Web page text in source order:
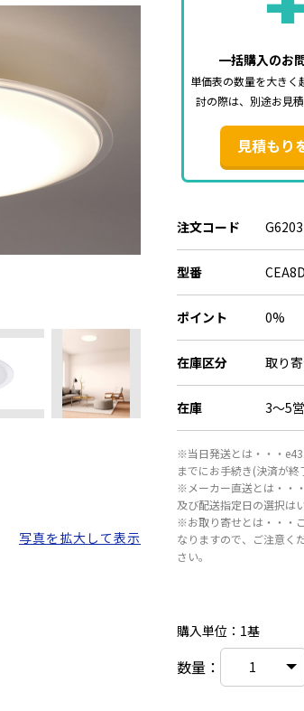
一括購入のお
単価表の数量を大きく
討の際は、別途お見積
見積もり
注文コード G6203
型番
ポイント 0%
在庫区分 取り
在庫 3～5
※当日発送とは・・・
までにお手続き(決済が終
※メーカー直送とは・・
及び配送指定日の選択は
※お取り寄せとは・・・
なりますので、ご注意く
さい。
購入単位：1基
数量：
写真を拡大して表示